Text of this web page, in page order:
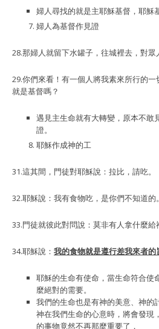
婦人尋找的就是主耶穌基督，耶穌
婦人為基督作見證
28.那婦人就留下水罐子，往城裡去，對眾
29.你們來看！有一個人將我素來所行的
就是基督嗎？
遇見主生命就有大轉變，原本不敢
證。
耶穌作成神的工
31.這其間，門徒對耶穌說：拉比，請吃。
32.耶穌說：我有食物吃，是你們不知道的。
33.門徒就彼此對問說：莫非有人拿什麼給
34.耶穌說： 我的食物就是遵行差我來者的
耶穌的生命有使命，當生命符合使
麼絕對的需要。
我們的生命也是有神的美意、神的
神在我們生命的心意時，將會發現
的事物竟然不再那麼重要了，